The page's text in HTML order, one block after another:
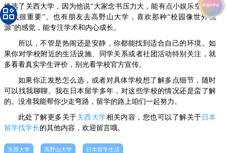
终选了关西大学，因为他说“大家念书压力大，能有点小娱乐空间喘
口气很重要”。也有朋友去高野山大学，喜欢那种“校园像世外桃
源”的感觉，能专注学术和内心成长。
所以，不管是热闹还是安静，你都能找到适合自己的环境。如
果你对学校附近的生活设施、同学关系或者社团活动特别关注，就
多看看真实学生评价，别光看学校官方宣传。
如果你正发愁怎么选，或者对具体学校想了解多点细节，随时
可以找我聊聊。我在日本留学多年，对这些学校的情况还是蛮了解
的。没准我能帮你少走弯路，留学的路上咱们一起努力。
此处了解更多关于关西大学相关内容，您也可以了解关于 日本
留学找学长的其他内容，欢迎留言哦。
关西大学 高野山大学 日本留学生活